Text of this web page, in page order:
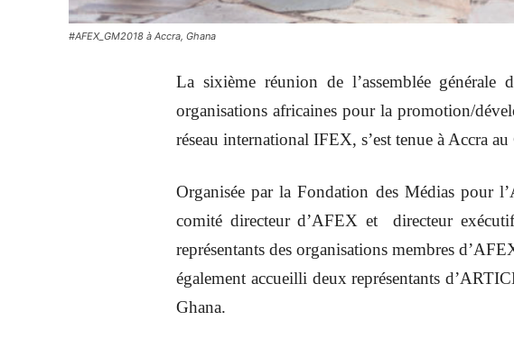
#AFEX_GM2018 à Accra, Ghana
La sixième réunion de l’assemblée
organisations africaines pour la promotion/
réseau international IFEX, s’est tenue à Accra
Organisée par la Fondation des Médias pour
comité directeur d’AFEX et directeur
représentants des organisations membres
également accueilli deux représentants
Ghana.